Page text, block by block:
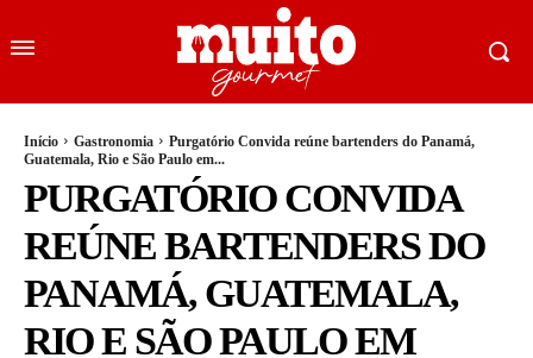
Início Gastronomia
Purgatório Convida reúne bartenders do Panamá,
Guatemala, Rio e São Paulo em...
PURGATÓRIO CONVIDA
REÚNE BARTENDERS DO
PANAMÁ, GUATEMALA,
RIO E SÃO PAULO EM